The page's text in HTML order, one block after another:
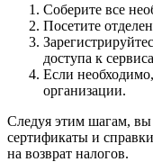
Соберите все
Посетите
доступа к
Если
организации.
Следуя этим шагам, вы
сертификаты и
на возврат налогов.